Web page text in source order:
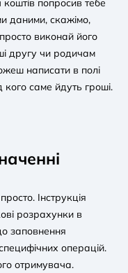
даними, скажімо,
виконай його
другу чи родичам
написати в полі
кого саме йдуть гроші.
Інструкція
розрахунки в
заповнення
операцій.
отримувача.